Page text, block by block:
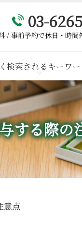
する際の
03-
/ 事前予約で休日・時間
検索されるキーワー
意点